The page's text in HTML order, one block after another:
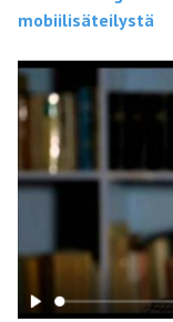
mobiilisäteilystä